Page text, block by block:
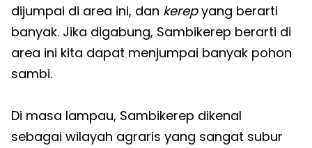
dijumpai di area ini, dan kerepyang berarti
banyak. Jika digabung, Sambikerep berarti di
area ini kita dapat menjumpai banyak pohon
sambi.
Di masa lampau, Sambikerep dikenal
sebagai wilayah agraris yang sangat subur